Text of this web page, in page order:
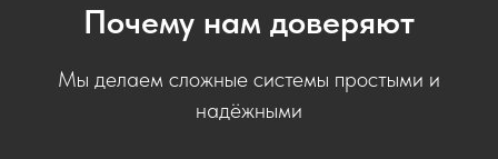
Почему нам доверяют
Мы делаем сложные системы простыми и
надёжными